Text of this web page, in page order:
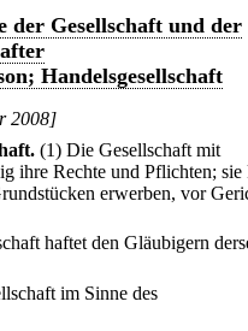
der Gesellschaft und der
Handelsgesellschaft
2008]
(1) Die Gesellschaft mit
ihre Rechte und Pflichten; sie
erwerben, vor
haftet den Gläubigern
im Sinne des